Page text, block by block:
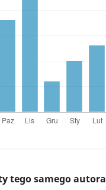
tego samego autora